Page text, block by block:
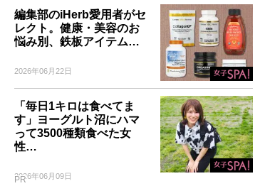
編集部のiHerb愛用者がセ
レクト。健康・美容のお
悩み別、鉄板アイテム…
2026年06月22日
「毎日1キロは食べてま
す」ヨーグルト沼にハマ
って3500種類食べた女
性…
2026年06月09日
PR